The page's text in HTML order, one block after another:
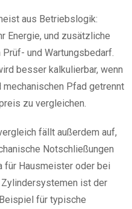
aus Betriebslogik:
Energie, und zusätzliche
und Wartungsbedarf.
besser kalkulierbar, wenn
mechanischen Pfad getrennt
zu vergleichen.
fällt außerdem auf,
Notschließungen
für Hausmeister oder bei
ist der
für typische